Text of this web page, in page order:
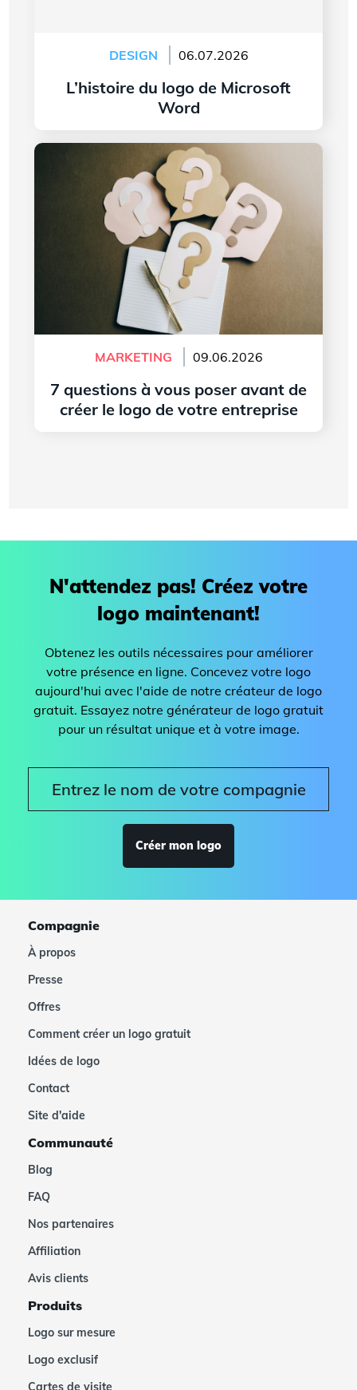
DESIGN 06.07.2026
L’histoire du logo de Microsoft
Word
Lire l'article
MARKETING 09.06.2026
7 questions à vous poser avant de
créer le logo de votre entreprise
7 questions à vous poser avant de créer le logo
de votre entreprise
N'attendez pas! Créez votre
logo maintenant!
Obtenez les outils nécessaires pour améliorer
votre présence en ligne. Concevez votre logo
aujourd'hui avec l'aide de notre créateur de logo
gratuit. Essayez notre générateur de logo gratuit
pour un résultat unique et à votre image.
Créer mon logo
Compagnie
À propos
Presse
Offres
Comment créer un logo gratuit
Idées de logo
Contact
Site d'aide
Communauté
Blog
FAQ
Nos partenaires
Affiliation
Avis clients
Produits
Logo sur mesure
Logo exclusif
Cartes de visite